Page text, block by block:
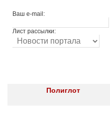
Ваш e-mail:
Лист рассылки:
Полиглот